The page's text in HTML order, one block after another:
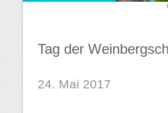
Tag der
24. Mai 2017